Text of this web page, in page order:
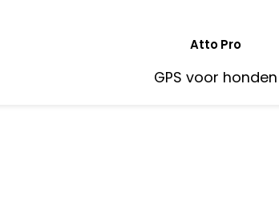
Atto Pro
GPS voor honden